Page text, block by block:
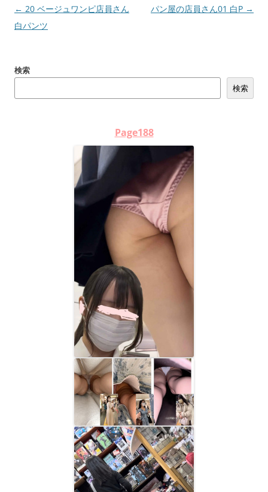
投
稿
ゲ
← 20 ベージュワンピ店員さん
白パンツ
パン屋の店員さん01 白P →
検索
検索
Page188